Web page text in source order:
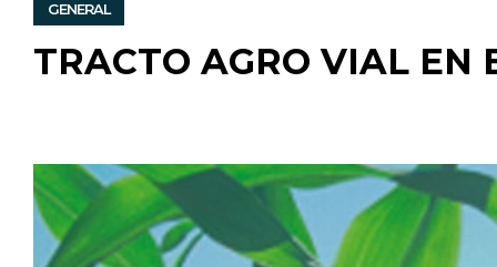
GENERAL
TRACTO AGRO VIAL EN